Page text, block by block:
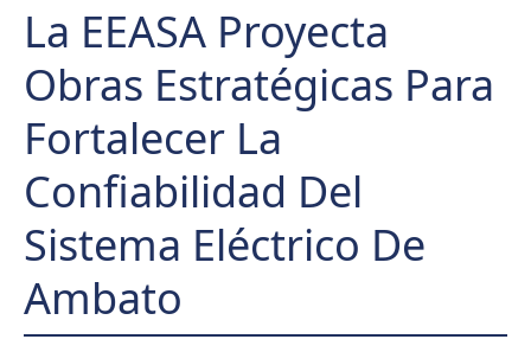
La EEASA Proyecta
Obras Estratégicas Para
Fortalecer La
Confiabilidad Del
Sistema Eléctrico De
Ambato